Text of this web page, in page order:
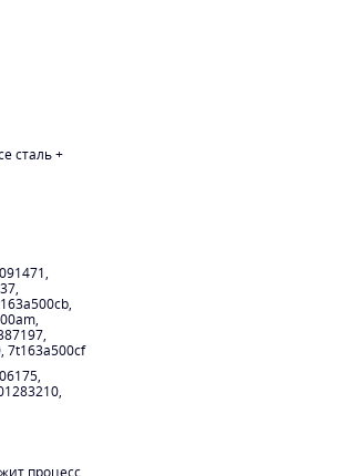
сталь +
7t163a500cf